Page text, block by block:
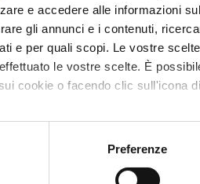
e accedere alle informazioni
gli annunci e i contenuti,
e per quali scopi. Le vostre
le vostre scelte. È
cookie o facendo clic sull'icona
vorremmo anche:
sulla tua posizione
Preferenze
requisiti del Corso è in fase di